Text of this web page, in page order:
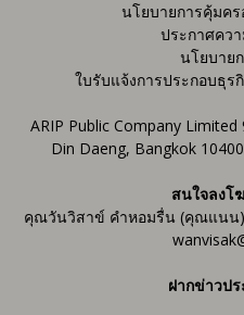
นโยบายการคุ้มค
ประกาศคว
นโยบาย
ใบรับแจ้งการประกอบธุ
ARIP Public Company
Din Daeng, Bangkok
สนใจลงโ
คุณวันวิสาข์ คำหอมรื่น (คุณแนน)
ฝากข่าวป